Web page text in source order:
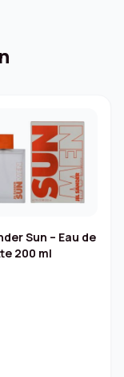
Sun – Eau de
200 ml